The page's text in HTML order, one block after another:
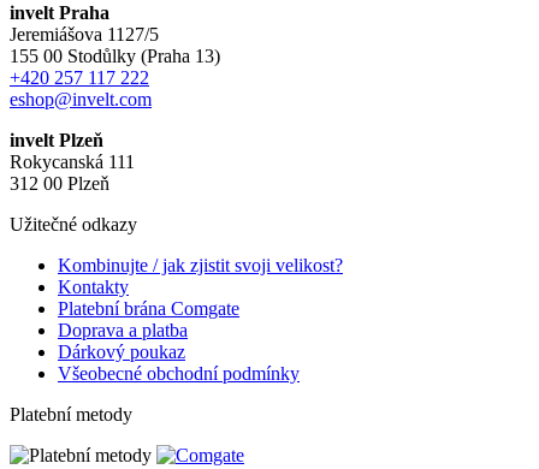
invelt Praha
Jeremiášova 1127/5
155 00 Stodůlky (Praha 13)
+420 257 117 222
eshop@invelt.com
invelt Plzeň
Rokycanská 111
312 00 Plzeň
Užitečné odkazy
Kombinujte / jak zjistit svoji velikost?
Kontakty
Platební brána Comgate
Doprava a platba
Dárkový poukaz
Všeobecné obchodní podmínky
Platební metody